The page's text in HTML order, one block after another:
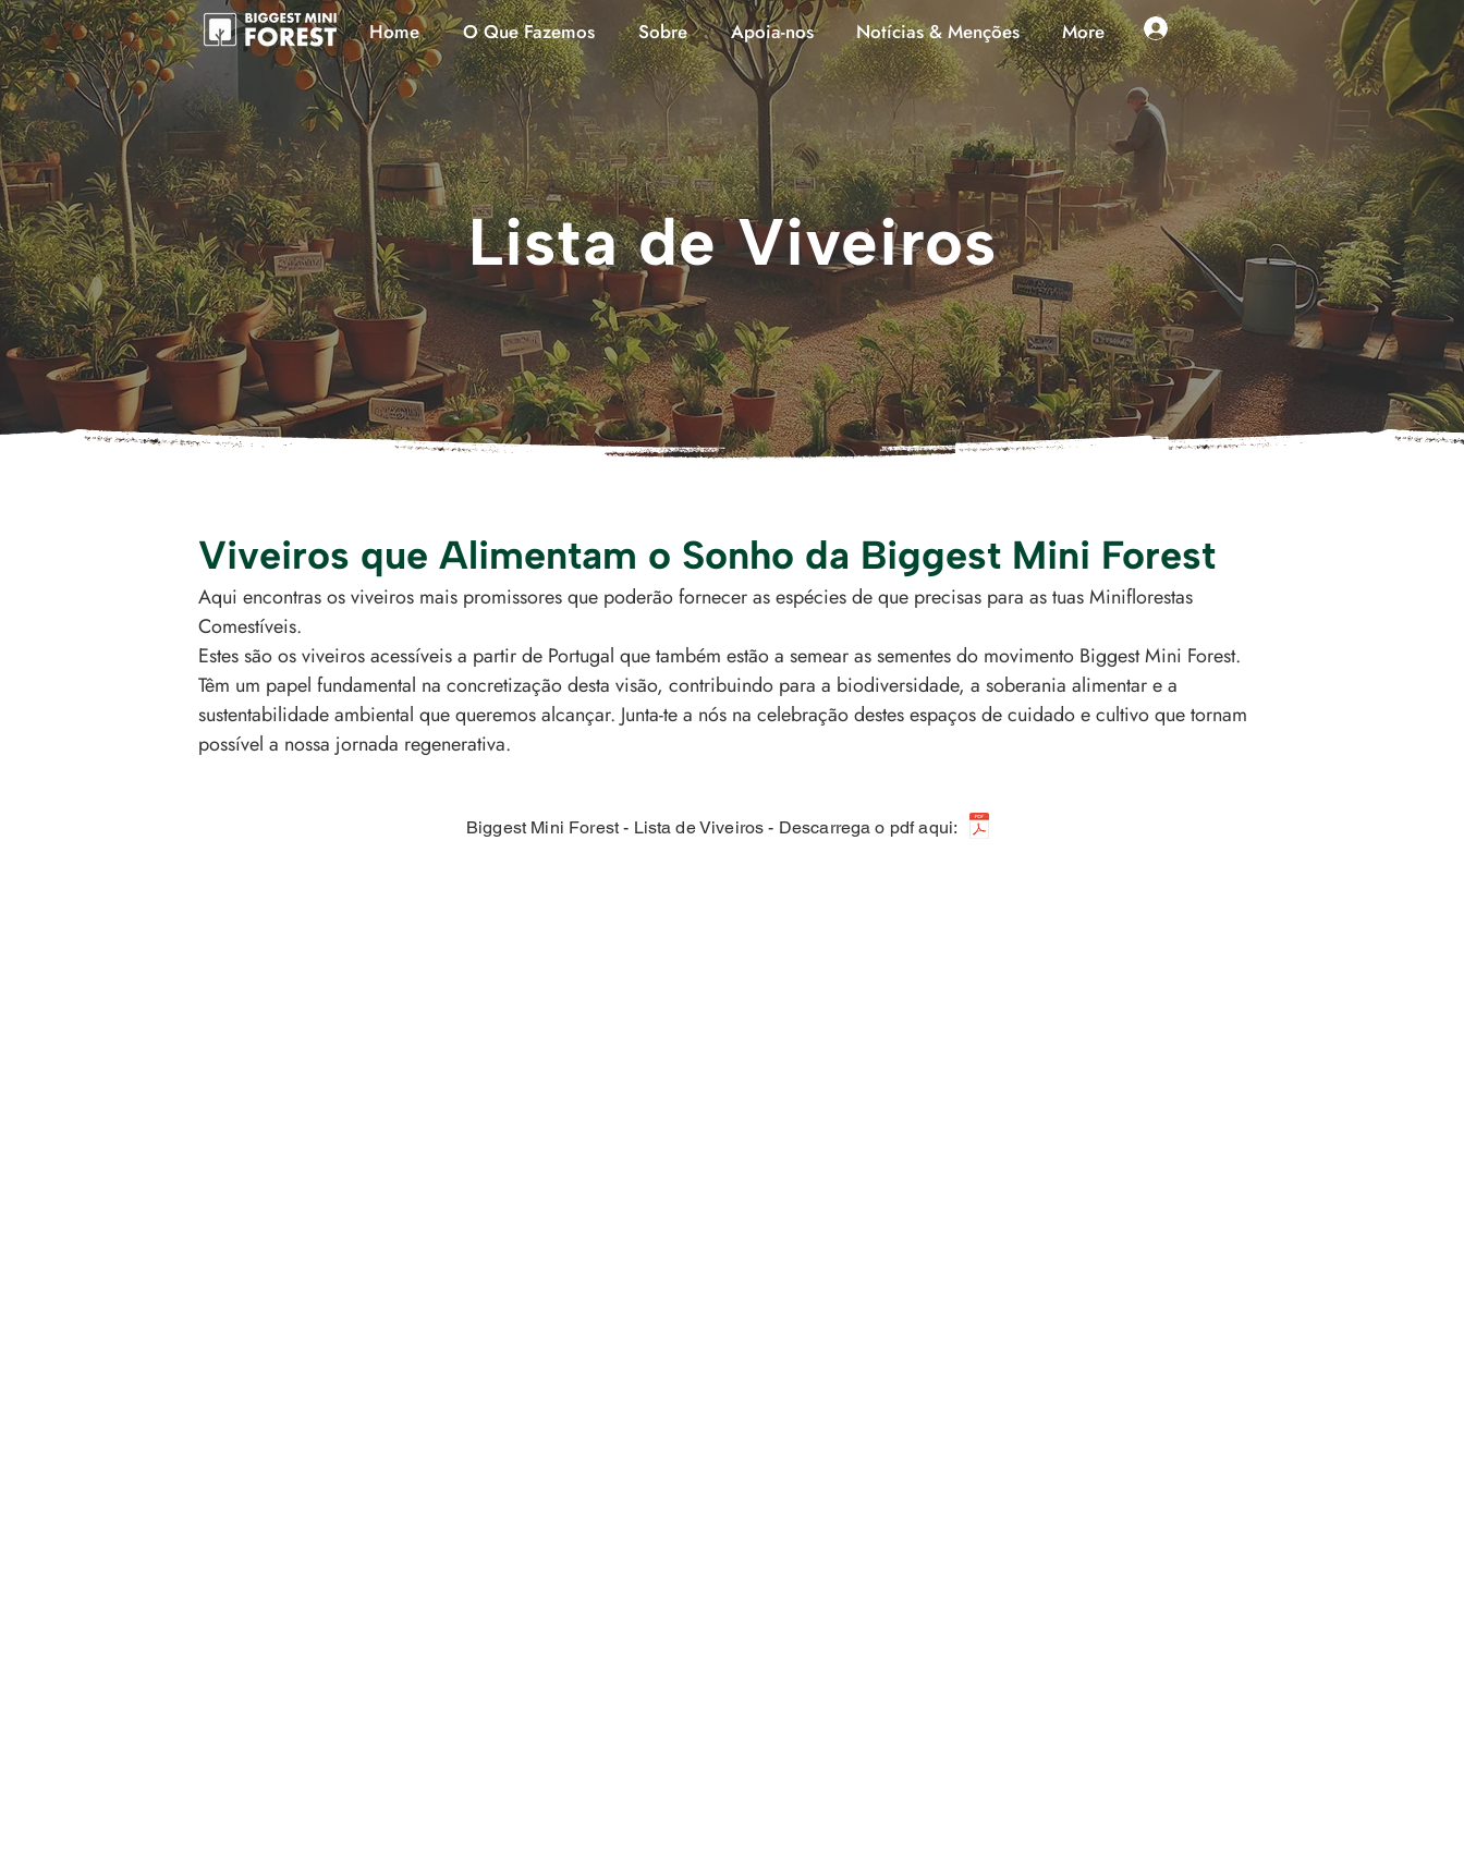
Home O Que Fazemos Sobre Apoia-nos Notícias & Menções More
Lista de Viveiros
Viveiros que Alimentam o Sonho da Biggest Mini Forest
Aqui encontras os viveiros mais promissores que poderão fornecer as espécies de que precisas para as tuas Miniflorestas
Comestíveis.
Estes são os viveiros acessíveis a partir de Portugal que também estão a semear as sementes do movimento Biggest Mini Forest.
Têm um papel fundamental na concretização desta visão, contribuindo para a biodiversidade, a soberania alimentar e a
sustentabilidade ambiental que queremos alcançar. Junta-te a nós na celebração destes espaços de cuidado e cultivo que tornam
possível a nossa jornada regenerativa.
Biggest Mini Forest - Lista de Viveiros - Descarrega o pdf aqui: